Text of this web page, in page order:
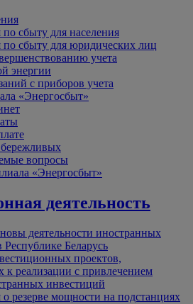
сбыту для населения
сбыту для юридических лиц
учета
энергии
с приборов учета
«Энергосбыт»
вопросы
«Энергосбыт»
деятельность
деятельности иностранных
Республике Беларусь
проектов,
к реализации с привлечением
инвестиций
резерве мощности на подстанциях